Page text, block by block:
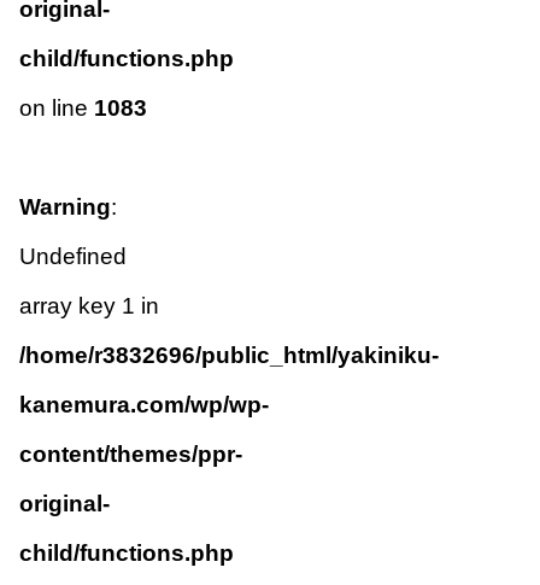
original-
child/functions.php
on line 1083
Warning:
Undefined
array key 1 in
/home/r3832696/public_html/yakiniku-
kanemura.com/wp/wp-
content/themes/ppr-
original-
child/functions.php